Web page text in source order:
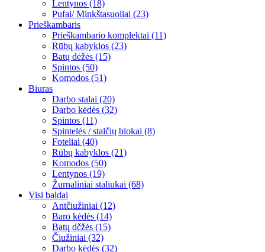
Lentynos (18)
Pufai/ Minkštasuoliai (23)
Prieškambaris
Prieškambario komplektai (11)
Rūbų kabyklos (23)
Batų dėžės (15)
Spintos (50)
Komodos (51)
Biuras
Darbo stalai (20)
Darbo kėdės (32)
Spintos (11)
Spintelės / stalčių blokai (8)
Foteliai (40)
Rūbų kabyklos (21)
Komodos (50)
Lentynos (19)
Žurnaliniai staliukai (68)
Visi baldai
Antčiužiniai (12)
Baro kėdės (14)
Batų dčžės (15)
Čiužiniai (32)
Darbo kėdės (32)